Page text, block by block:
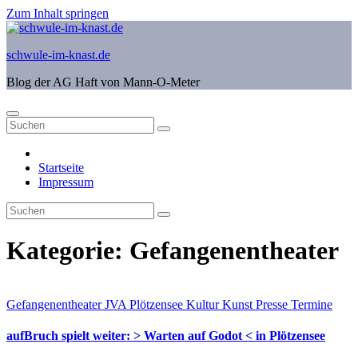
Zum Inhalt springen
schwule-im-knast.de
Blog der AG Haft von Mann-O-Meter
Startseite
Impressum
Kategorie: Gefangenentheater
GefangenentheaterJVA Plötzensee KulturKunst Presse Termine
aufBruch spielt weiter: > Warten auf Godot < in Plötzensee